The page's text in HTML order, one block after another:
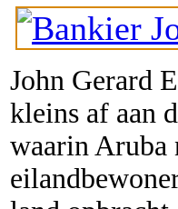
John Gerard
kleins af aan
waarin Aruba